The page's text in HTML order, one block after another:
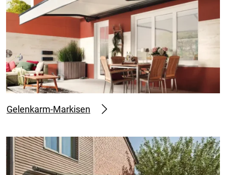
Gelenkarm-Markisen